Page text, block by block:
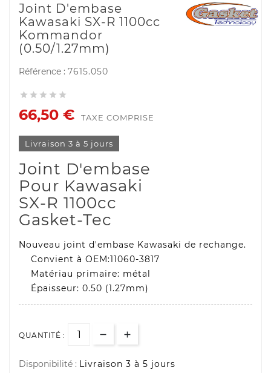
Joint D'embase
Kawasaki SX-R 1100cc
Kommandor
(0.50/1.27mm)
Référence : 7615.050
    
66,50 € TAXE COMPRISE
Livraison 3 à 5 jours
Joint D'embase
Pour Kawasaki
SX-R 1100cc
Gasket-Tec
Nouveau joint d'embase Kawasaki de rechange.
Convient à OEM:11060-3817
Matériau primaire: métal
Épaisseur: 0.50 (1.27mm)
QUANTITÉ :
Disponibilité : Livraison 3 à 5 jours